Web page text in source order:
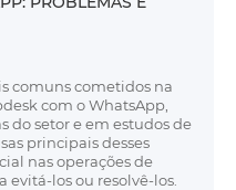
comuns cometidos na
com o WhatsApp,
do setor e em estudos de
principais desses
nas operações de
evitá-los ou resolvê-los.